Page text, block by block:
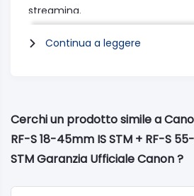
streaming.
Pixel totali: 25.5 MP
Tipo filtro colore: Colori primari
Continua a leggere
Cerchi un prodotto simile a
RF-S 18-45mm IS STM + RF-S
STM Garanzia Ufficiale Canon ?